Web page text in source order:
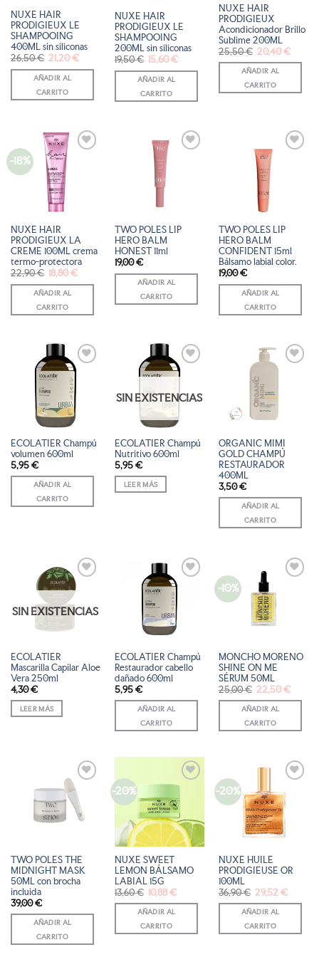
NUXE HAIR
PRODIGIEUX LE
SHAMPOOING
400ML sin siliconas
26,50€ El
precio
original
era:
26,50 €.
21,20€El
actual
AÑADIR AL
CARRITO
NUXE HAIR
PRODIGIEUX LE
SHAMPOOING
200ML sin siliconas
19,50€ El
precio
original
era:
19,50 €.
15,60€El
actual
AÑADIR AL
CARRITO
NUXE HAIR
PRODIGIEUX
Acondicionador Brillo
Sublime 200ML
25,50€ El
precio
original
era:
25,50 €.
20,40€El
actual
AÑADIR AL
CARRITO
-18%
AÑADIR
A LA
LISTA
DESEOS
NUXE HAIR
PRODIGIEUX LA
CREME 100ML crema
termo-protectora
22,90€ El
precio
original
era:
22,90 €.
18,80€El
actual
AÑADIR AL
CARRITO
AÑADIR
LISTA
TWO POLES LIP
HERO BALM
HONEST 11ml
19,00€
AÑADIR AL
CARRITO
AÑADIR
LISTA
DESEOS
TWO POLES LIP
HERO BALM
CONFIDENT 15ml
Bálsamo labial color.
19,00€
AÑADIR AL
CARRITO
AÑADIR
A LA
LISTA
DE
DESEOS
ECOLATIER Champú
volumen 600ml
5,95 €
AÑADIR AL
CARRITO
AÑADIR
LISTA
DE
DESEOS
SIN EXISTENCIAS
ECOLATIER Champú
Nutritivo 600ml
5,95 €
LEER MÁS
LISTA
DE
DESEOS
ORGANIC MIMI
GOLD CHAMPÚ
RESTAURADOR
400ML
3,50€
AÑADIR AL
CARRITO
AÑADIR
A LA
LISTA
DESEOS
SIN EXISTENCIAS
ECOLATIER
Mascarilla Capilar Aloe
Vera 250ml
4,30€
LEER MÁS
AÑADIR
A LA
LISTA
DE
DESEOS
ECOLATIER Champú
Restaurador cabello
dañado 600ml
5,95 €
AÑADIR AL
CARRITO
-10%
A LA
LISTA
DE
MONCHO MORENO
SHINE ON ME
SÉRUM 50ML
25,00€ El
precio
original
era:
25,00 €.
22,50€El
actual
AÑADIR AL
CARRITO
AÑADIR
A LA
LISTA
DE
TWO POLES THE
MIDNIGHT MASK
50ML con brocha
incluida
39,00€
AÑADIR AL
CARRITO
-20%
A LA
LISTA
DE
DESEOS
NUXE SWEET
LEMON BÁLSAMO
LABIAL 15G
13,60€ El
precio
original
era:
13,60 €.
10,88€El
actual
AÑADIR AL
CARRITO
-20%
AÑADIR
A LA
LISTA
DE
DESEOS
NUXE HUILE
PRODIGIEUSE OR
100ML
36,90€ El
precio
original
era:
36,90 €.
29,52€El
actual
AÑADIR AL
CARRITO